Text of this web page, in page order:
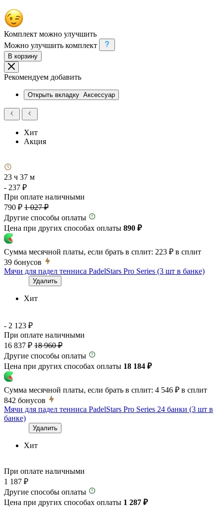
Комплект можно улучшить
Можно улучшить комплект
В корзину
Рекомендуем добавить
Открыть вкладку Аксессуар
Хит
Акция
23 ч 37 м
- 237 ₽
При оплате наличными
790 ₽ 1 027 ₽
Другие способы оплаты
Цена при других способах оплаты 890 ₽
Сумма месячной платы, если брать в сплит: 223 ₽ в сплит
39 бонусов
Мячи для падел тенниса PadelStars Pro Series (3 шт в банке)
Удалить
Хит
- 2 123 ₽
При оплате наличными
16 837 ₽ 18 960 ₽
Другие способы оплаты
Цена при других способах оплаты 18 184 ₽
Сумма месячной платы, если брать в сплит: 4 546 ₽ в сплит
842 бонусов
Мячи для падел тенниса PadelStars Pro Series 24 банки (3 шт в
банке)
Удалить
Хит
При оплате наличными
1 187 ₽
Другие способы оплаты
Цена при других способах оплаты 1 287 ₽